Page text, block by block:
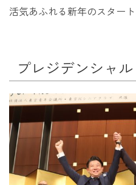
活気あふれる新年のスタート
プレジデンシャ